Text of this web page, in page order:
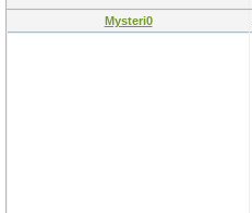
Mysteri0